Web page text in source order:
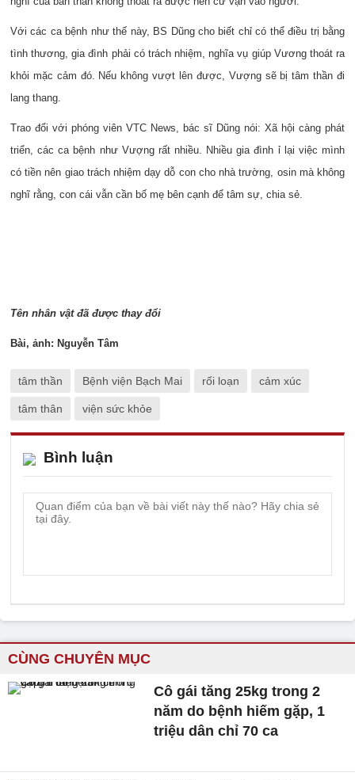
Với các ca bệnh như thế này, BS Dũng cho biết chỉ có thể điều trị bằng
tình thương, gia đình phải có trách nhiệm, nghĩa vụ giúp Vương thoát ra
khỏi mặc cảm đó. Nếu không vượt lên được, Vượng sẽ bị tâm thần đi
lang thang.
Trao đổi với phóng viên VTC News, bác sĩ Dũng nói: Xã hội càng phát
triển, các ca bệnh như Vượng rất nhiều. Nhiều gia đình ỉ lại việc mình
có tiền nên giao trách nhiệm dạy dỗ con cho nhà trường, osinmà không
nghĩ rằng, con cái vẫn cần bố mẹ bên cạnh để tâm sự, chia sẻ.
Tên nhân vật đã được thay đổi
Bài, ảnh: Nguyễn Tâm
tâm thần Bệnh viện Bạch Mai rối loạn cảm xúc
tâm thân viện sức khỏe
Bình luận
CÙNG CHUYÊN MỤC
Cô gái tăng 25kg trong 2
năm do bệnh hiếm gặp, 1
triệu dân chỉ 70 ca